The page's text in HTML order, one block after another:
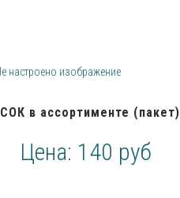
СОК в ассортименте (пакет)
Цена: 140 руб